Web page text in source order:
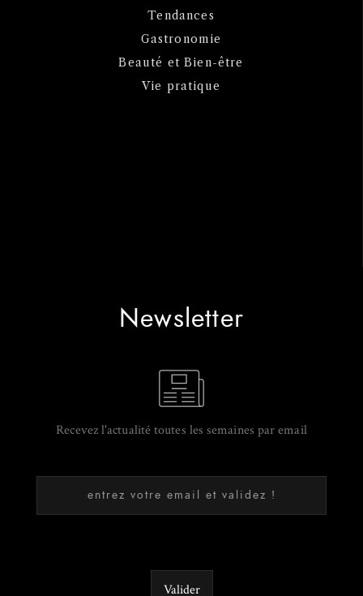
Tendances
Gastronomie
Beauté et Bien-être
Vie pratique
Newsletter
Recevez l'actualité toutes les semaines par email